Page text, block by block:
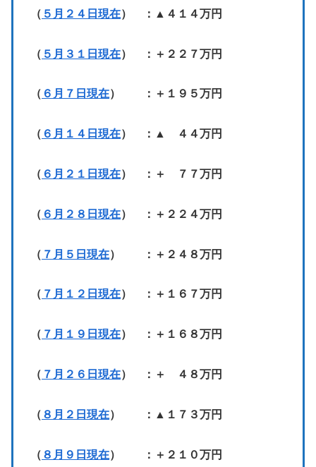
（ ５月２４日現在） ：▲４１４万円
（ ５月３１日現在） ：＋２２７万円
（ ６月７日現在） ：＋１９５万円
（ ６月１４日現在） ：▲ ４４万円
（ ６月２１日現在） ：＋ ７７万円
（ ６月２８日現在） ：＋２２４万円
（ ７月５日現在） ：＋２４８万円
（ ７月１２日現在） ：＋１６７万円
（ ７月１９日現在） ：＋１６８万円
（ ７月２６日現在） ：＋ ４８万円
（ ８月２日現在） ：▲１７３万円
（ ８月９日現在） ：＋２１０万円